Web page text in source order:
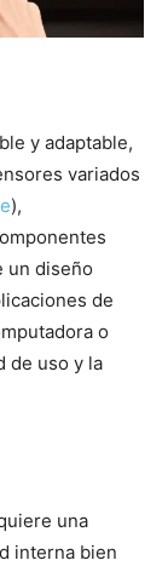
y adaptable,
variados
),
un diseño
de
o
de uso y la
una
interna bien